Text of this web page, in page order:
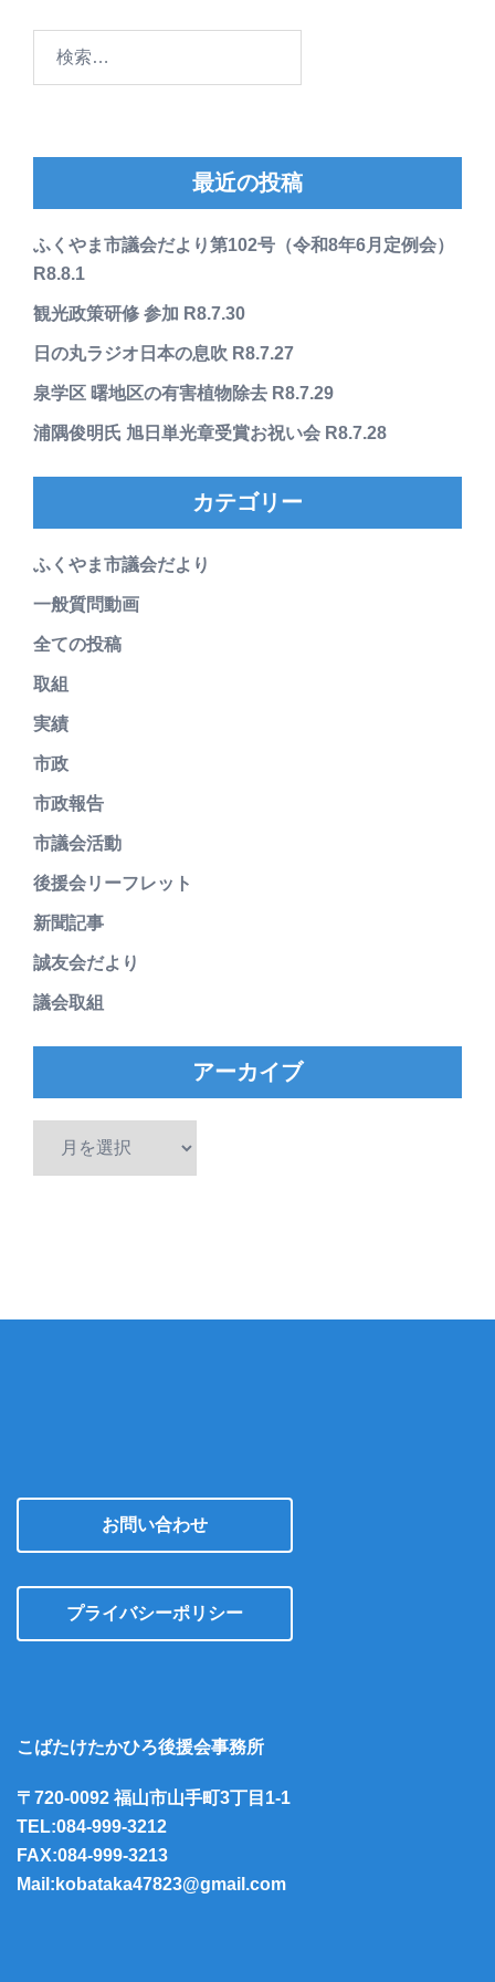
最近の投稿
ふくやま市議会だより第102号（令和8年6月定例会）
R8.8.1
観光政策研修 参加 R8.7.30
日の丸ラジオ日本の息吹 R8.7.27
泉学区 曙地区の有害植物除去 R8.7.29
浦隅俊明氏 旭日単光章受賞お祝い会 R8.7.28
カテゴリー
ふくやま市議会だより
一般質問動画
全ての投稿
取組
実績
市政
市政報告
市議会活動
後援会リーフレット
新聞記事
誠友会だより
議会取組
アーカイブ
お問い合わせ
プライバシーポリシー
こばたけたかひろ後援会事務所
〒720-0092 福山市山手町3丁目1-1
TEL:084-999-3212
FAX:084-999-3213
Mail:kobataka47823@gmail.com